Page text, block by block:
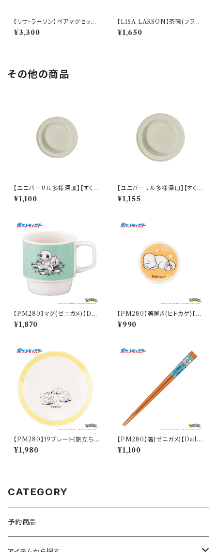
【リサ・ラーソン】ペアマグセット
【stroll(ストロール)】
¥3,300
【LISA LARSON】茶碗(フラワ
ー)【LL150】LL155-351
¥1,650
その他の商品
【ユニバーサル多様深皿】【すくい
やすいうつわ】14cm ディーププ
レート（ホワイト）【NB10】
¥1,100
【ユニバーサル多様深皿】【すくい
やすいうつわ】16.5cm ディープ
プレート（ホワイト）【NB10】
¥1,155
【PM280】マグ(ゼニガメ)【Dail
y Sketch】PM283-11
¥1,870
【PM280】箸置き(ヒトカゲ)【D
aily Sketch】PM282-402
¥990
【PM280】19プレート(旅立ち)
【Daily Sketch】PM285-330
¥1,980
【PM280】箸(ゼニガメ)【Daily
Sketch】PM283-840
¥1,100
CATEGORY
予約商品